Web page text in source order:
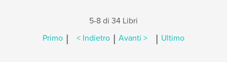
5-8 di 34 Libri
Primo | < Indietro | Avanti > | Ultimo